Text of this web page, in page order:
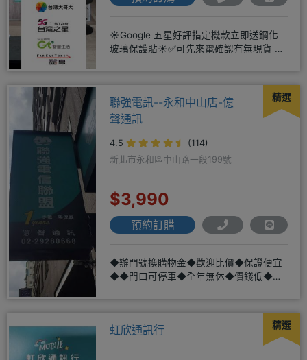
☀️Google 五星好評指定機款立即送鋼化
玻璃保護貼☀️✅可先來電確認有無現貨 ☎️
精選
聯強電訊--永和中山店-億
聲通訊
4.5
(114)
新北市永和區中山路一段199號
$3,990
預約訂購
◆辦門號換購物金◆歡迎比價◆保證便宜
◆◆門口可停車◆全年無休◆價錢低◆服
精選
虹欣通訊行